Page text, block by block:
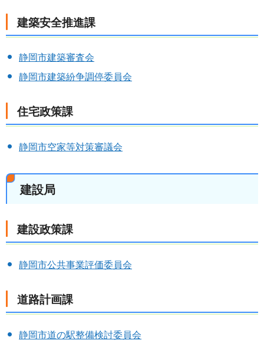
建築安全推進課
静岡市建築審査会
静岡市建築紛争調停委員会
住宅政策課
静岡市空家等対策審議会
建設局
建設政策課
静岡市公共事業評価委員会
道路計画課
静岡市道の駅整備検討委員会